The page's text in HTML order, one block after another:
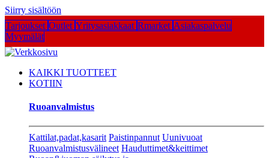
Siirry sisältöön
Tarjoukset Outlet Yritysasiakkaat Rmarket Asiakaspalvelu
Myymälät
KAIKKI TUOTTEET
KOTIIN
Ruoanvalmistus
Kattilat,padat,kasarit Paistinpannut Uunivuoat
Ruoanvalmistusvälineet Hauduttimet&keittimet